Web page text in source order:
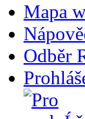
Mapa
Odběr